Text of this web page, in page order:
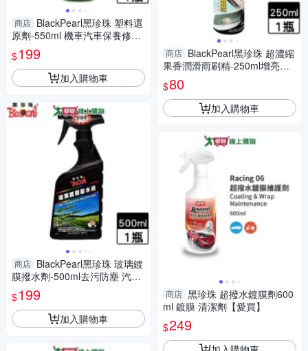
商店 BlackPearl黑珍珠 塑料還
原劑-550ml 機車汽車保養修復
抗UV防腐蝕【愛買】
$199
加入購物車
商店 BlackPearl黑珍珠 玻璃鍍
膜撥水劑-500ml去污防塵 汽車
美容保養【愛買】
$199
加入購物車
商店 BlackPearl黑珍珠 超濃縮
果香潤滑雨刷精-250ml增亮去
汙修護防塵 玻璃清潔 汽車美容
保養【愛買】
$80
加入購物車
商店 黑珍珠 超撥水鍍膜劑600
ml 鍍膜 清潔劑【愛買】
$249